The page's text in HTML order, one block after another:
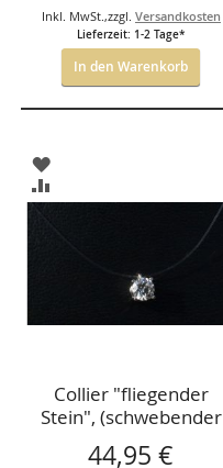
Inkl. MwSt. ,zzgl. Versandkosten
Lieferzeit: 1-2 Tage*
In den Warenkorb
ZUR
WUNSCHLISTE
HINZUFÜGEN
ZUR
VERGLEICHSLISTE
Collier "fliegender
Stein", (schwebender
5,5mm 42cm
44,95 €